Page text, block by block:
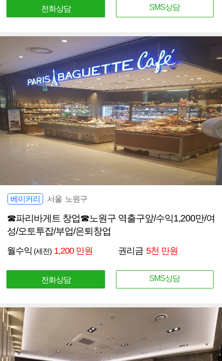
전화상담 SMS상담
베이커리 서울 노원구
☎파리바게트 창업☎노원구 역출구앞/수익1,200만/여
성/오토투잡/부업/은퇴창업
월수익 (세전) 1,200 만원 권리금 5천 만원
전화상담 SMS상담